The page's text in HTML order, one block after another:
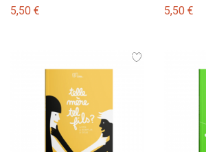
5,50 €
5,50 €